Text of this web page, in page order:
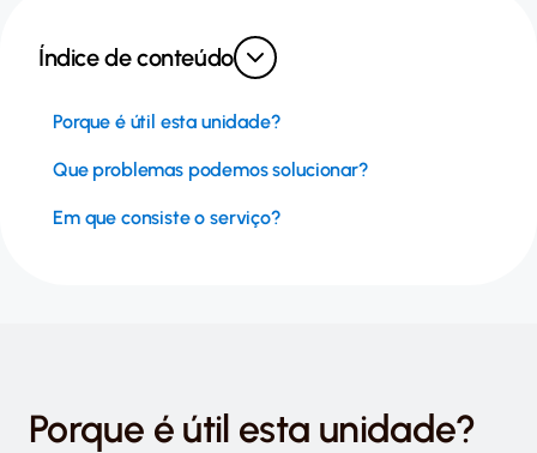
Índice de conteúdo
Porque é útil esta unidade?
Que problemas podemos solucionar?
Em que consiste o serviço?
Porque é útil esta unidade?